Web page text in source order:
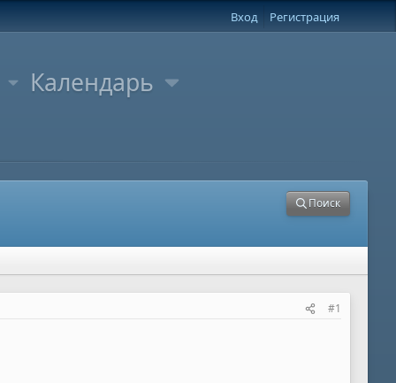
Вход Регистрация
Календарь
Поиск
#1